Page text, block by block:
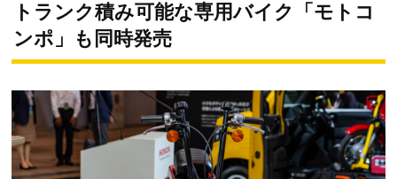
トランク積み可能な専用バイク「モトコ
ンポ」も同時発売